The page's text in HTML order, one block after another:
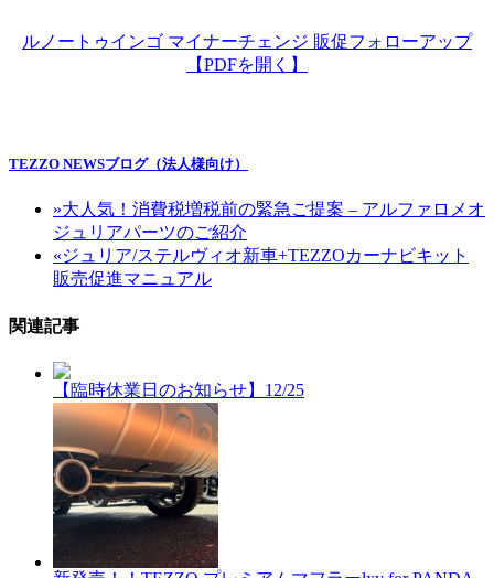
ルノートゥインゴ マイナーチェンジ 販促フォローアップ
【PDFを開く】
TEZZO NEWSブログ（法人様向け）
»大人気！消費税増税前の緊急ご提案 – アルファロメオ
ジュリアパーツのご紹介
«ジュリア/ステルヴィオ新車+TEZZOカーナビキット
販売促進マニュアル
関連記事
【臨時休業日のお知らせ】12/25